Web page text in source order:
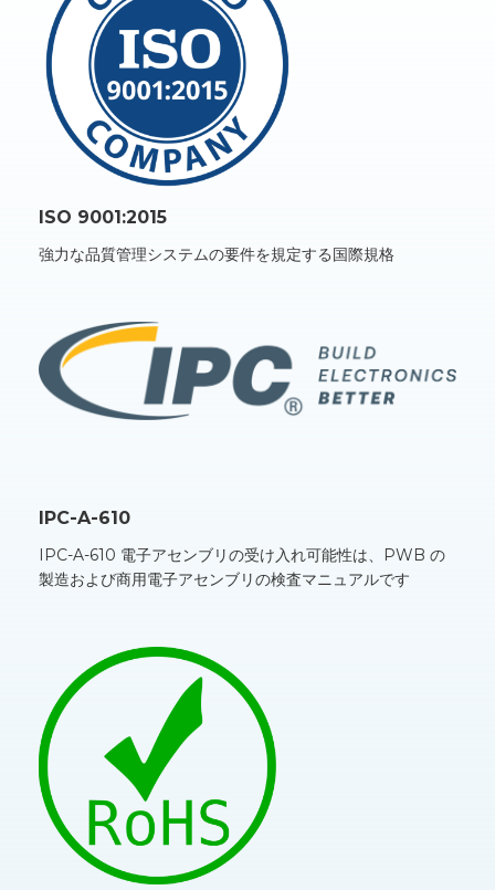
ISO 9001:2015
強力な品質管理システムの要件を規定する国際規格
IPC-A-610
IPC-A-610 電子アセンブリの受け入れ可能性は、PWB の
製造および商用電子アセンブリの検査マニュアルです